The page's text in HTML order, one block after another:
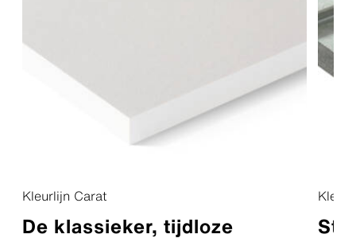
Kleurlijn Carat
De klassieker, tijdloze